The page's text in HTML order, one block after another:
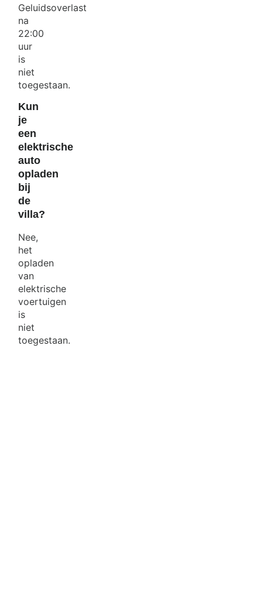
Geluidsoverlast
na
22:00
uur
is
niet
toegestaan.
Kun
je
een
elektrische
auto
opladen
bij
de
villa?
Nee,
het
opladen
van
elektrische
voertuigen
is
niet
toegestaan.